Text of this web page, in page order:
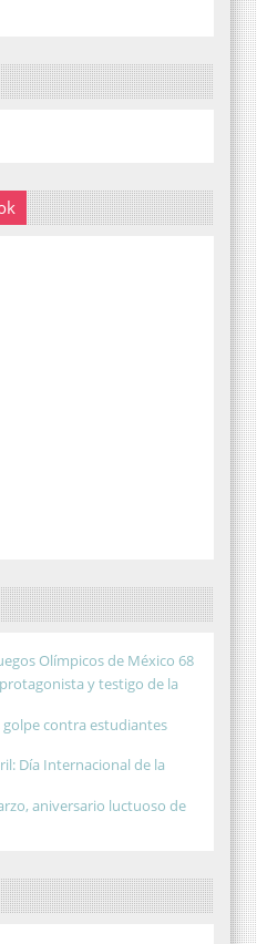
Olímpicos de México 68
y testigo de la
golpe contra estudiantes
Día Internacional de la
aniversario luctuoso de